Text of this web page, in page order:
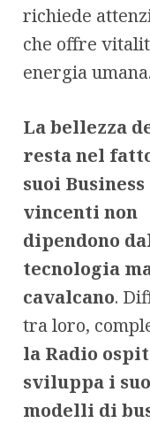
richiede
che offre
energia umana.
La bellezza
resta nel
suoi
vincenti non
dipendono
tecnologia
cavalcano.
tra loro,
la Radio
sviluppa i
modelli di